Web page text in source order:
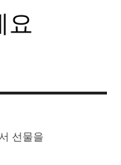
요
선물을